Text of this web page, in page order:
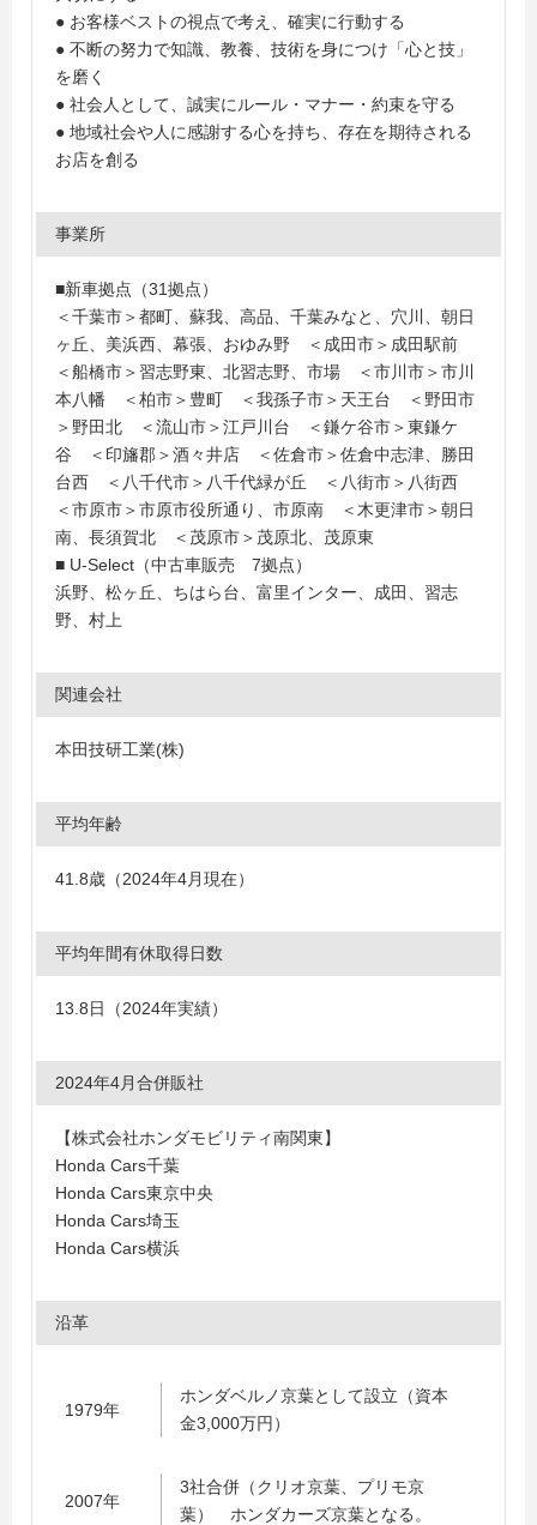
● お客様ベストの視点で考え、確実に行動する
● 不断の努力で知識、教養、技術を身につけ「心と技」
を磨く
● 社会人として、誠実にルール・マナー・約束を守る
● 地域社会や人に感謝する心を持ち、存在を期待される
お店を創る
事業所
■新車拠点（31拠点）
＜千葉市＞都町、蘇我、高品、千葉みなと、穴川、朝日
ヶ丘、美浜西、幕張、おゆみ野 ＜成田市＞成田駅前
＜船橋市＞習志野東、北習志野、市場 ＜市川市＞市川
本八幡 ＜柏市＞豊町 ＜我孫子市＞天王台 ＜野田市
＞野田北 ＜流山市＞江戸川台 ＜鎌ケ谷市＞東鎌ケ
谷 ＜印旛郡＞酒々井店 ＜佐倉市＞佐倉中志津、勝田
台西 ＜八千代市＞八千代緑が丘 ＜八街市＞八街西
＜市原市＞市原市役所通り、市原南 ＜木更津市＞朝日
南、長須賀北 ＜茂原市＞茂原北、茂原東
■ U-Select（中古車販売 7拠点）
浜野、松ヶ丘、ちはら台、富里インター、成田、習志
野、村上
関連会社
本田技研工業(株)
平均年齢
41.8歳（2024年4月現在）
平均年間有休取得日数
13.8日（2024年実績）
2024年4月合併販社
【株式会社ホンダモビリティ南関東】
Honda Cars千葉
Honda Cars東京中央
Honda Cars埼玉
Honda Cars横浜
沿革
1979年
ホンダベルノ京葉として設立（資本
金3,000万円）
2007年
3社合併（クリオ京葉、プリモ京
葉） ホンダカーズ京葉となる。